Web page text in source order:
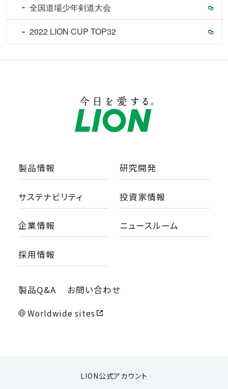
全国道場少年剣道大会
2022 LION CUP TOP32
製品情報 研究開発
サステナビリティ 投資家情報
企業情報 ニュースルーム
採用情報
製品Q&A お問い合わせ
Worldwide sites
LION公式アカウント